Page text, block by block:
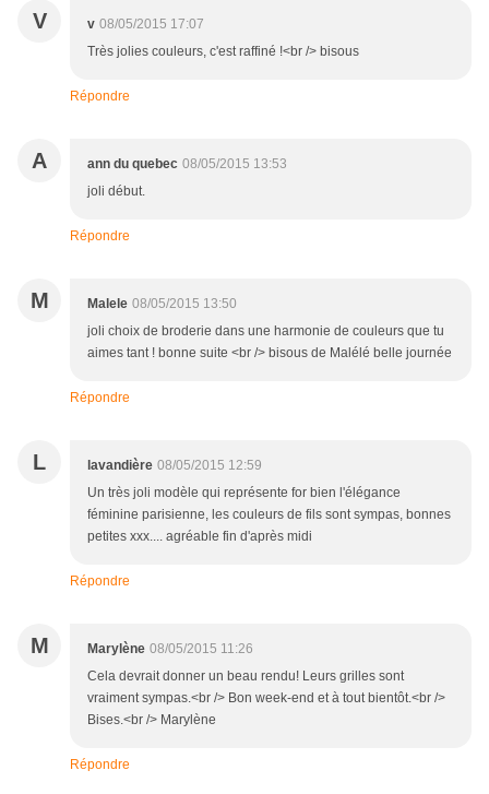
V v 08/05/2015 17:07
Très jolies couleurs, c'est raffiné !<br /> bisous
Répondre
A ann du quebec 08/05/2015 13:53
joli début.
Répondre
M Malele 08/05/2015 13:50
joli choix de broderie dans une harmonie de couleurs que tu
aimes tant ! bonne suite <br /> bisous de Malélé belle journée
Répondre
L lavandière 08/05/2015 12:59
Un très joli modèle qui représente for bien l'élégance
féminine parisienne, les couleurs de fils sont sympas, bonnes
petites xxx.... agréable fin d'après midi
Répondre
M Marylène 08/05/2015 11:26
Cela devrait donner un beau rendu! Leurs grilles sont
vraiment sympas.<br /> Bon week-end et à tout bientôt.<br />
Bises.<br /> Marylène
Répondre